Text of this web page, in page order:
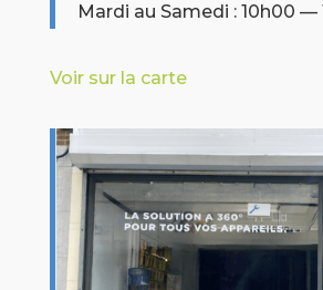
Mardi au Samedi : 10h00 —
Voir sur la carte